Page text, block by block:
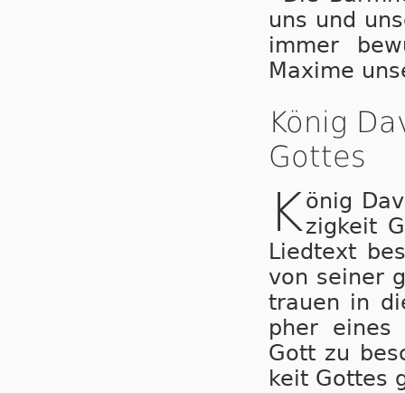
uns und
immer
Maxime
König
Got­tes
König
zig­keit
Lied­text
von sei­ner
trau­en in
pher ei­nes
Gott zu
keit Got­tes